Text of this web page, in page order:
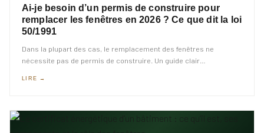
Ai-je besoin d’un permis de construire pour
remplacer les fenêtres en 2026 ? Ce que dit la loi
50/1991
Dans la plupart des cas, le remplacement des fenêtres ne
nécessite pas de permis de construire. Un guide clair
LIRE →